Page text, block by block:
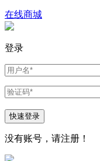
在线商城
登录
快速登录
没有账号，请注册！